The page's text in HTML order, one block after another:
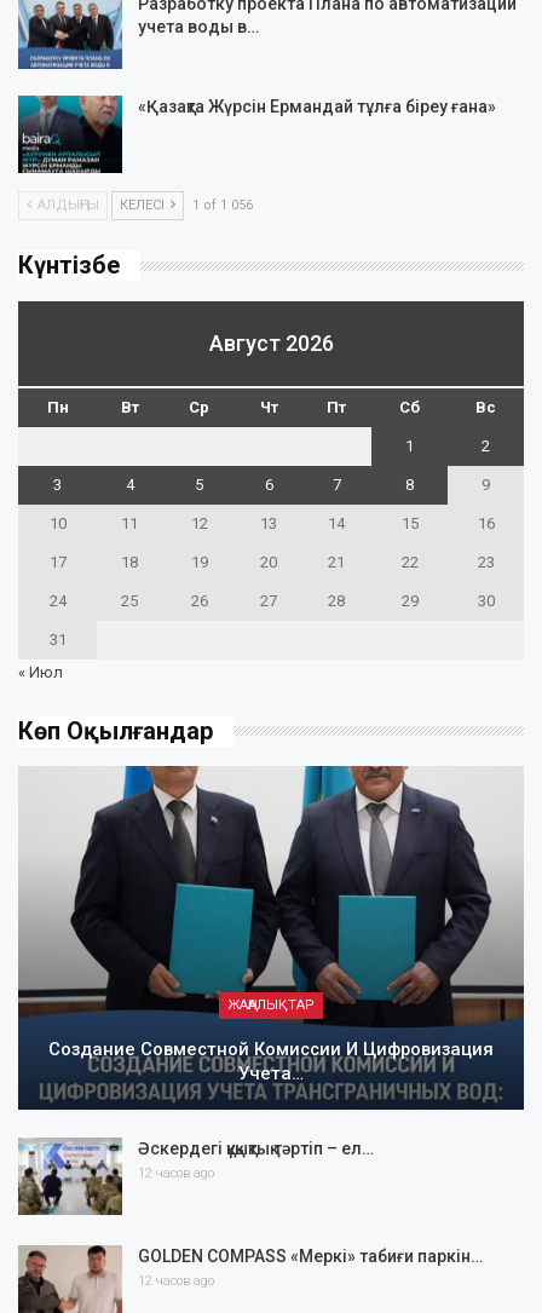
учета воды в…
«Қазақта Жүрсін Ермандай тұлға біреу ғана»
АЛДЫҢҒЫ КЕЛЕСІ 1 of 1 056
Күнтізбе
Август 2026
Пн Вт Ср Чт Пт Сб Вс
1 2
3 4 5 6 7 8 9
10 11 12 13 14 15 16
17 18 19 20 21 22 23
24 25 26 27 28 29 30
31
« Июл
Көп Оқылғандар
ЖАҢАЛЫҚТАР
Создание Совместной Комиссии И Цифровизация
Учета…
Әскердегі құқықтық тәртіп – ел…
12 часов ago
GOLDEN COMPASS «Меркі» табиғи паркін…
12 часов ago